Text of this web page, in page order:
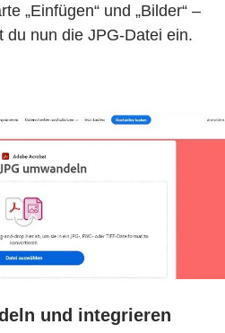
„Einfügen“ und „Bilder“ –
du nun die JPG-Datei ein.
und integrieren